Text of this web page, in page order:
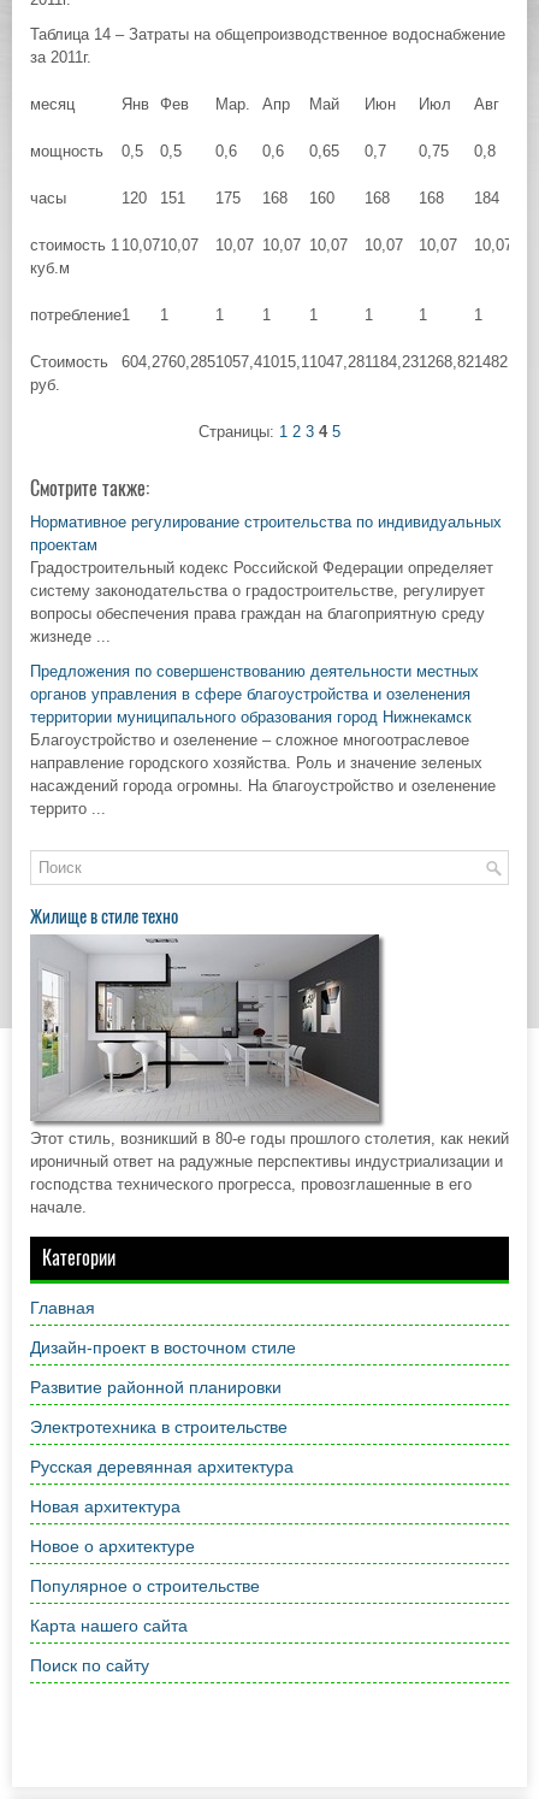
Таблица 14 – Затраты на общепроизводственное водоснабжение
за 2011г.
месяц Янв Фев Мар. Апр Май Июн Июл Авг
мощность 0,5 0,5 0,6 0,6 0,65 0,7 0,75 0,8
часы 120 151 175 168 160 168 168 184
стоимость 1
куб.м
10,0710,07 10,07 10,07 10,07 10,07 10,07 10,07
потребление1 1 1 1 1 1 1 1
Стоимость
руб.
604,2760,2851057,41015,11047,281184,231268,821482,3
Страницы: 1 2 3 4 5
Смотрите также:
Нормативное регулирование строительства по индивидуальных
проектам
Градостроительный кодекс Российской Федерации определяет
систему законодательства о градостроительстве, регулирует
вопросы обеспечения права граждан на благоприятную среду
жизнеде ...
Предложения по совершенствованию деятельности местных
органов управления в сфере благоустройства и озеленения
территории муниципального образования город Нижнекамск
Благоустройство и озеленение – сложное многоотраслевое
направление городского хозяйства. Роль и значение зеленых
насаждений города огромны. На благоустройство и озеленение
террито ...
Жилище в стиле техно
Этот стиль, возникший в 80-е годы прошлого столетия, как некий
ироничный ответ на радужные перспективы индустриализации и
господства технического прогресса, провозглашенные в его
начале.
Категории
Главная
Дизайн-проект в восточном стиле
Развитие районной планировки
Электротехника в строительстве
Русская деревянная архитектура
Новая архитектура
Новое о архитектуре
Популярное о строительстве
Карта нашего сайта
Поиск по сайту